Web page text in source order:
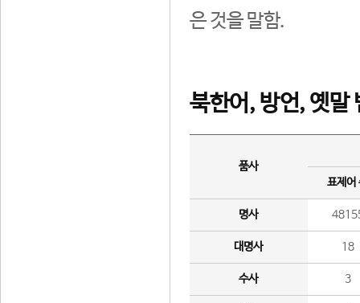
은 것을 말함.
북한어, 방언, 옛말
품사
표제어
명사
대명사 18
수사 3